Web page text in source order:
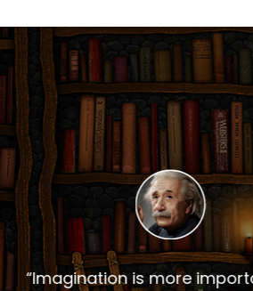
“Chaque homme, chaque